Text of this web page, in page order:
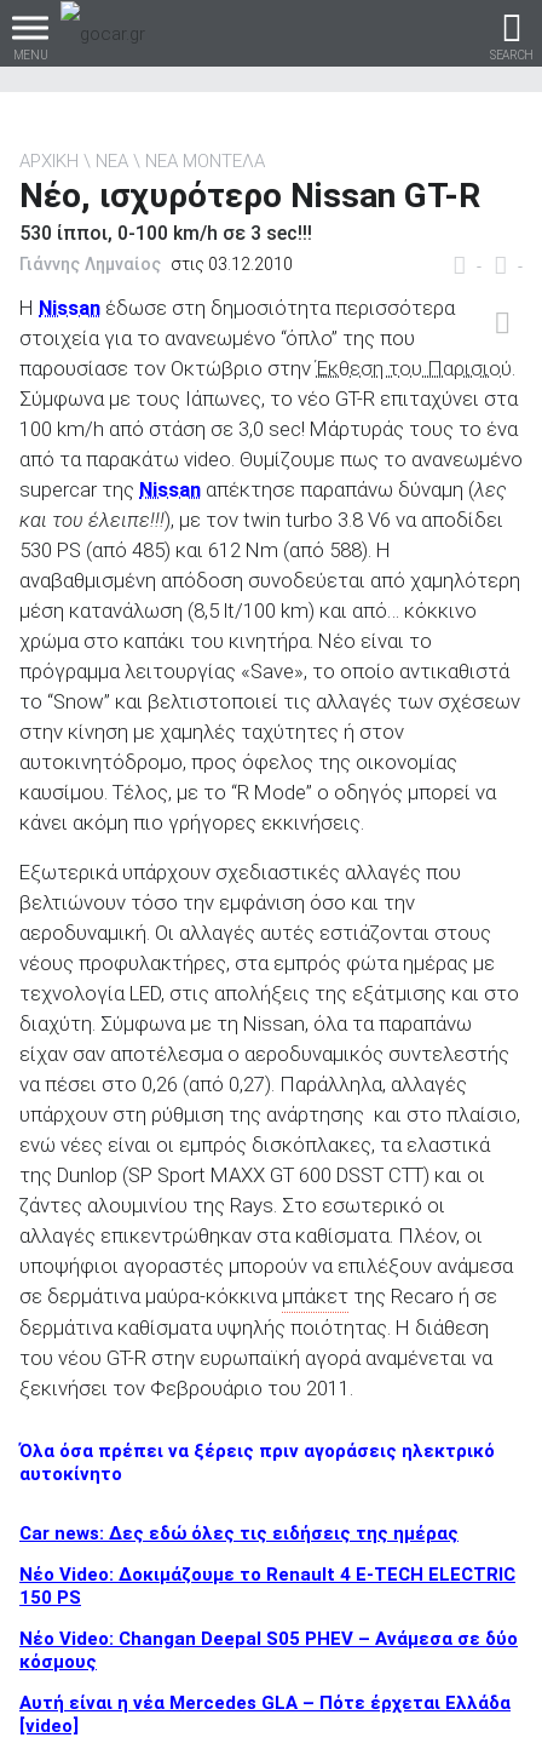
MENU SEARCH
Βρες τα πάντα για το
αυτοκίνητο!
βρες το!
Καινούρια
ΑΝΑΖΗΤΗΣΗ
Μεταχειρισμένα
ΑΝΑΖΗΤΗΣΗ
Επιχειρήσεις
ΑΝΑΖΗΤΗΣΗ
ΑΡΧΙΚΗ ΝΕΑ ΝΕΑ ΜΟΝΤΕΛΑ
Νέο, ισχυρότερο Nissan GT-R
530 ίπποι, 0-100 km/h σε 3 sec!!!
- -
Γιάννης Λημναίος στις 03.12.2010
Η Nissan έδωσε στη δημοσιότητα περισσότερα
στοιχεία για το ανανεωμένο “όπλο” της που
παρουσίασε τον Οκτώβριο στηνΈκθεση του Παρισιού
Σύμφωνα με τους Ιάπωνες, το νέο GT-R επιταχύνει στα
100 km/h από στάση σε 3,0 sec! Μάρτυράς τους το ένα
από τα παρακάτω video. Θυμίζουμε πως το ανανεωμένο
supercar της Nissan απέκτησε παραπάνω δύναμη (λες
και του έλειπε!!!), με τον twin turbo 3.8 V6 να αποδίδει
530 PS (από 485) και 612 Nm (από 588). Η
αναβαθμισμένη απόδοση συνοδεύεται από χαμηλότερη
μέση κατανάλωση (8,5 lt/100 km) και από… κόκκινο
χρώμα στο καπάκι του κινητήρα. Νέο είναι το
πρόγραμμα λειτουργίας «Save», το οποίο αντικαθιστά
το “Snow” και βελτιστοποιεί τις αλλαγές των σχέσεων
στην κίνηση με χαμηλές ταχύτητες ή στον
αυτοκινητόδρομο, προς όφελος της οικονομίας
καυσίμου. Τέλος, με το “R Mode” ο οδηγός μπορεί να
κάνει ακόμη πιο γρήγορες εκκινήσεις.
Εξωτερικά υπάρχουν σχεδιαστικές αλλαγές που
βελτιώνουν τόσο την εμφάνιση όσο και την
αεροδυναμική. Οι αλλαγές αυτές εστιάζονται στους
νέους προφυλακτήρες, στα εμπρός φώτα ημέρας με
τεχνολογία LED, στις απολήξεις της εξάτμισης και στο
διαχύτη. Σύμφωνα με τη Nissan, όλα τα παραπάνω
είχαν σαν αποτέλεσμα ο αεροδυναμικός συντελεστής
να πέσει στο 0,26 (από 0,27). Παράλληλα, αλλαγές
υπάρχουν στη ρύθμιση της ανάρτησης και στο πλαίσιο,
ενώ νέες είναι οι εμπρός δισκόπλακες, τα ελαστικά
της Dunlop (SP Sport MAXX GT 600 DSST CTT) και οι
ζάντες αλουμινίου της Rays. Στο εσωτερικό οι
αλλαγές επικεντρώθηκαν στα καθίσματα. Πλέον, οι
υποψήφιοι αγοραστές μπορούν να επιλέξουν ανάμεσα
σε δερμάτινα μαύρα-κόκκινα μπάκετ της Recaro ή σε
δερμάτινα καθίσματα υψηλής ποιότητας. Η διάθεση
του νέου GT-R στην ευρωπαϊκή αγορά αναμένεται να
ξεκινήσει τον Φεβρουάριο του 2011.
Όλα όσα πρέπει να ξέρεις πριν αγοράσεις ηλεκτρικό
αυτοκίνητο
Car news: Δες εδώ όλες τις ειδήσεις της ημέρας
Νέο Video: Δοκιμάζουμε το Renault 4 E-TECH ELECTRIC
150 PS
Νέο Video: Changan Deepal S05 PHEV – Ανάμεσα σε δύο
κόσμους
Αυτή είναι η νέα Mercedes GLA – Πότε έρχεται Ελλάδα
[video]